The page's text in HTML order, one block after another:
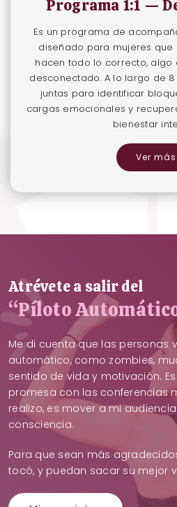
Programa 1:1 —
Es un programa de
diseñado para mujeres que
hacen todo lo correcto, algo
desconectado. A lo largo de
juntas para identificar
cargas emocionales y
bienestar
Ver más
Atrévete a salir del
“Píloto
Me di cuenta que las personas
automático, como zombies,
sentido de vida y motivación.
promesa con las conferencias
realizo, es mover a mi
consciencia.
Para que sean más
tocó, y puedan sacar su mejor